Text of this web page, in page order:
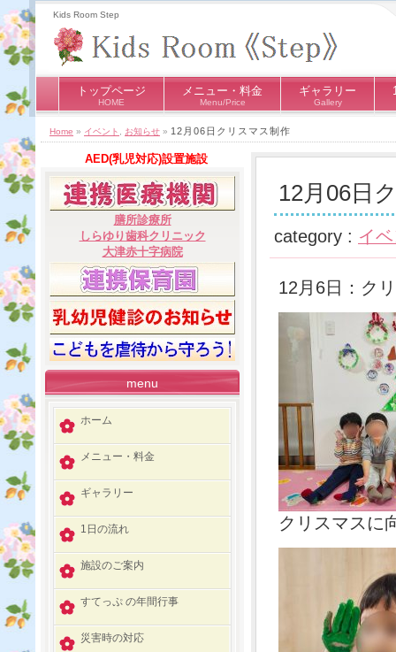
Kids Room Step
トップページ
HOME
メニュー・料金
Menu/Price
ギャラリー
Gallery
Home » イベント お知らせ » 12月06日クリスマス制作
12月06日
category : イ
12月6日：ク
クリスマスに
AED(乳児対応)設置施設
膳所診療所
しらゆり歯科クリニック
大津赤十字病院
menu
ホーム
メニュー・料金
ギャラリー
1日の流れ
施設のご案内
すてっぷ の年間行事
災害時の対応